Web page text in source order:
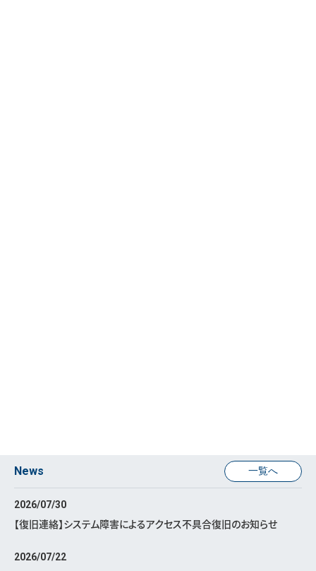
News 一覧へ
2026/07/30
【復旧連絡】システム障害によるアクセス不具合復旧のお知らせ
2026/07/22